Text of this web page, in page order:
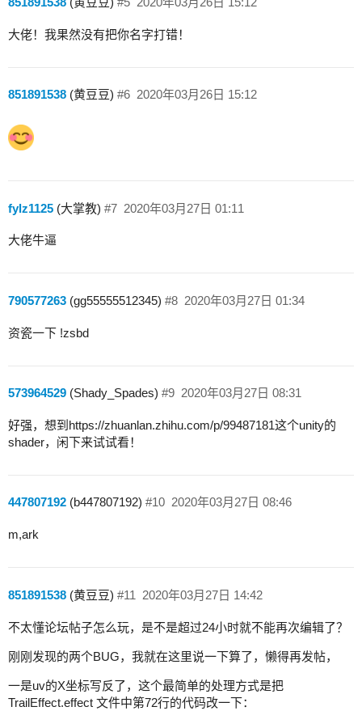
大佬！我果然没有把你名字打错！
851891538 (黄豆豆) 2020年03月26日 15:12
#6
fylz1125 (大掌教) 2020年03月27日 01:11
#7
大佬牛逼
790577263 (gg55555512345) 2020年03月27日 01:34
#8
资瓷一下 !zsbd
573964529 (Shady_Spades) 2020年03月27日 08:31
#9
好强，想到https://zhuanlan.zhihu.com/p/99487181这个unity的
shader，闲下来试试看！
447807192 (b447807192) 2020年03月27日 08:46
#10
m,ark
851891538 (黄豆豆) 2020年03月27日 14:42
#11
不太懂论坛帖子怎么玩，是不是超过24小时就不能再次编辑了？
刚刚发现的两个BUG，我就在这里说一下算了，懒得再发帖，
一是uv的X坐标写反了，这个最简单的处理方式是把
TrailEffect.effect 文件中第72行的代码改一下：